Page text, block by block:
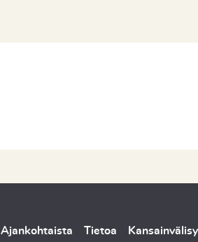
Ajankohtaista Tietoa